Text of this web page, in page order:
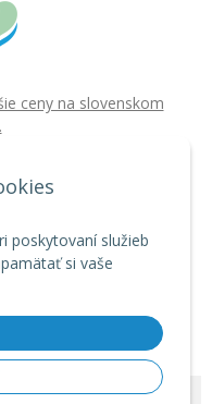
poskytovaní služieb
si vaše
cez UNIobchod,webhosting